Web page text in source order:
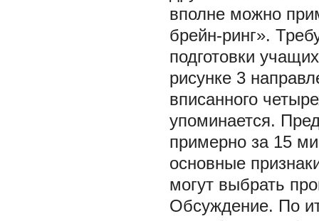
вполне можно
брейн-ринг».
подготовки
рисунке 3
вписанного
упоминается.
примерно за 15
основные
могут выбрать
Обсуждение. По